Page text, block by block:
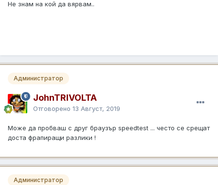
Не знам на кой да вярвам..
Администратор
JohnTRIVOLTA
Отговорено 13 Август, 2019
Може да пробваш с друг браузър speedtest ... често се срещат
доста фрапиращи разлики !
Администратор